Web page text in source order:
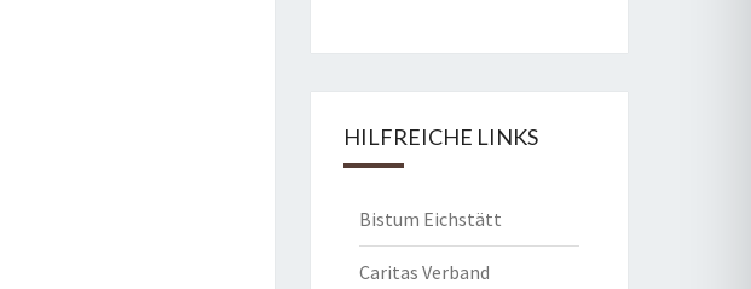
HILFREICHE LINKS
Bistum Eichstätt
Caritas Verband